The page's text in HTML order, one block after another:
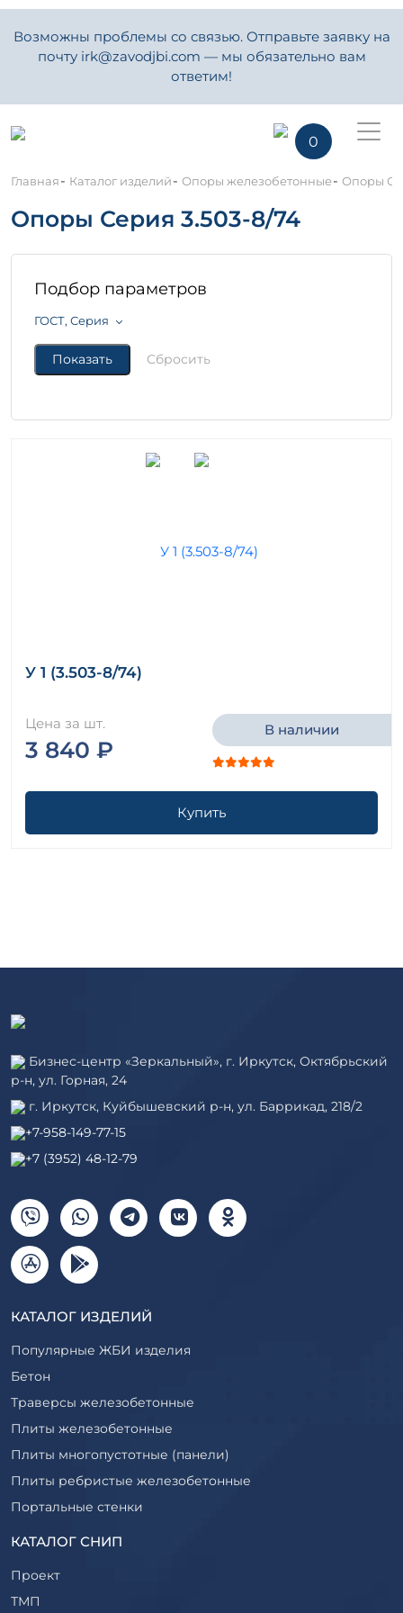
Возможны проблемы со связью. Отправьте заявку на
почту irk@zavodjbi.com — мы обязательно вам
ответим!
0
Главная- Каталог изделий- Опоры железобетонные- Опоры
Опоры Серия 3.503-8/74
Подбор параметров
ГОСТ, Серия
У 1 (3.503-8/74)
Цена за шт.
3 840 ₽
В наличии
Купить
Бизнес-центр «Зеркальный», г. Иркутск, Октябрьский
р-н, ул. Горная, 24
г. Иркутск, Куйбышевский р-н, ул. Баррикад, 218/2
+7-958-149-77-15
+7 (3952) 48-12-79
КАТАЛОГ ИЗДЕЛИЙ
Популярные ЖБИ изделия
Бетон
Траверсы железобетонные
Плиты железобетонные
Плиты многопустотные (панели)
Плиты ребристые железобетонные
Портальные стенки
Прогоны железобетонные
Ригели железобетонные
КАТАЛОГ СНИП
Проект
ТМП